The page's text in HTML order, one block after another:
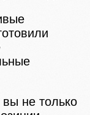
не только